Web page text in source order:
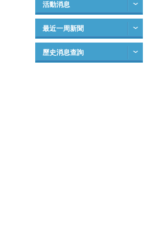
活動消息
最近一周新聞
歷史消息查詢